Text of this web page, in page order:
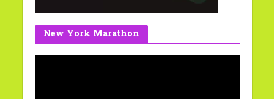
New York Marathon